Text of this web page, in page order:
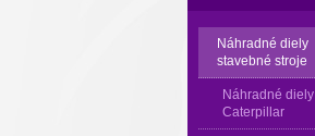
Náhradné diely
stavebné stroje
Náhradné diely
Caterpillar